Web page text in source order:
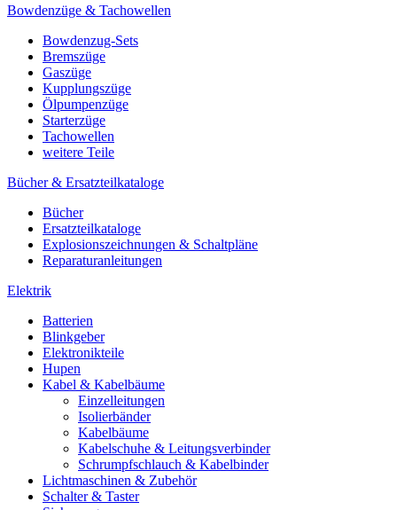
Bowdenzüge & Tachowellen
Bowdenzug-Sets
Bremszüge
Gaszüge
Kupplungszüge
Ölpumpenzüge
Starterzüge
Tachowellen
weitere Teile
Bücher & Ersatzteilkataloge
Bücher
Ersatzteilkataloge
Explosionszeichnungen & Schaltpläne
Reparaturanleitungen
Elektrik
Batterien
Blinkgeber
Elektronikteile
Hupen
Kabel & Kabelbäume
Einzelleitungen
Isolierbänder
Kabelbäume
Kabelschuhe & Leitungsverbinder
Schrumpfschlauch & Kabelbinder
Lichtmaschinen & Zubehör
Schalter & Taster